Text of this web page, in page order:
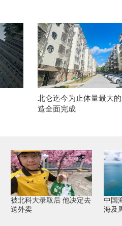
北仑迄今为止体量最大
造全面完成
被北科大录取后 他决定去
送外卖
中国
海及